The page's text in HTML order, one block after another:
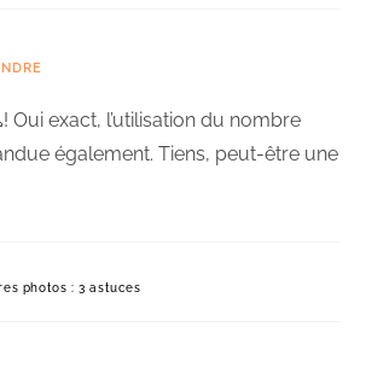
Oui exact, l’utilisation du nombre
également. Tiens, peut-être une
photos : 3 astuces